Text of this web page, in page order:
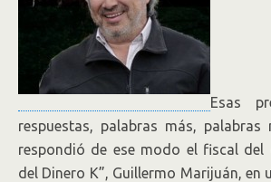
Esas
respuestas, palabras más,
respondió de ese modo el fiscal del
del Dinero K”, Guillermo Marijuán, en